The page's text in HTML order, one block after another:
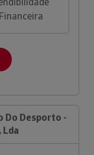
Financeira
Do Desporto -